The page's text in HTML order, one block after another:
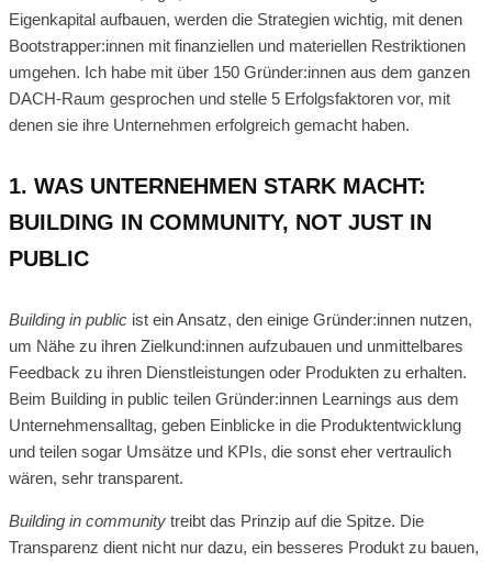
Eigenkapital aufbauen, werden die Strategien wichtig, mit denen
Bootstrapper:innen mit finanziellen und materiellen Restriktionen
umgehen. Ich habe mit über 150 Gründer:innen aus dem ganzen
DACH-Raum gesprochen und stelle 5 Erfolgsfaktoren vor, mit
denen sie ihre Unternehmen erfolgreich gemacht haben.
1. WAS UNTERNEHMEN STARK MACHT:
BUILDING IN COMMUNITY, NOT JUST IN
PUBLIC
Building in public ist ein Ansatz, den einige Gründer:innen nutzen,
um Nähe zu ihren Zielkund:innen aufzubauen und unmittelbares
Feedback zu ihren Dienstleistungen oder Produkten zu erhalten.
Beim Building in public teilen Gründer:innen Learnings aus dem
Unternehmensalltag, geben Einblicke in die Produktentwicklung
und teilen sogar Umsätze und KPIs, die sonst eher vertraulich
wären, sehr transparent.
Building in community treibt das Prinzip auf die Spitze. Die
Transparenz dient nicht nur dazu, ein besseres Produkt zu bauen,